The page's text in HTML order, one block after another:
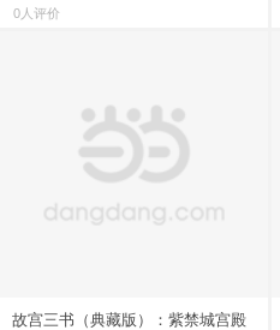
0人评价
故宫三书（典藏版）：紫禁城宫殿